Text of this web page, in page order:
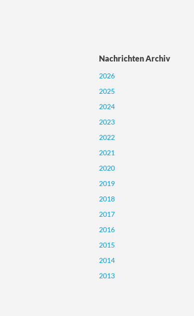
Nachrichten Archiv
2026
2025
2024
2023
2022
2021
2020
2019
2018
2017
2016
2015
2014
2013